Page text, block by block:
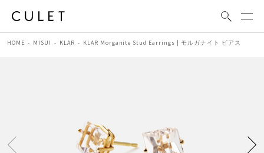
HOME MISUI KLAR KLAR Morganite Stud Earrings | モルガナイト ピアス